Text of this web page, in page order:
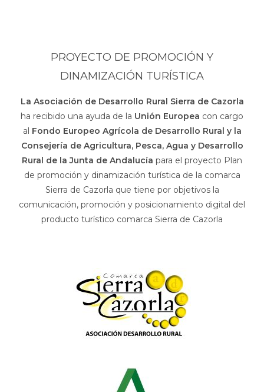
PROYECTO DE PROMOCIÓN Y
DINAMIZACIÓN TURÍSTICA
La Asociación de Desarrollo Rural Sierra de Cazorla
ha recibido una ayuda de la Unión Europea con cargo
al Fondo Europeo Agrícola de Desarrollo Rural y la
Consejería de Agricultura, Pesca, Agua y Desarrollo
Rural de la Junta de Andalucía para el proyecto Plan
de promoción y dinamización turística de la comarca
Sierra de Cazorla que tiene por objetivos la
comunicación, promoción y posicionamiento digital del
producto turístico comarca Sierra de Cazorla